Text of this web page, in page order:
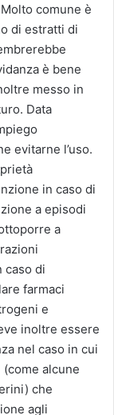
comune è
di estratti di
è bene
messo in
Data
evitarne l’uso.
in caso di
a episodi
a
caso di
farmaci
e
inoltre essere
nel caso in cui
alcune
che
agli